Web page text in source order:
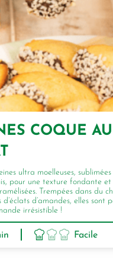
COQUE AU
ultra moelleuses,
pour une texture fondante et
Trempées dans du
d’amandes, elles sont
irrésistible !
Facile